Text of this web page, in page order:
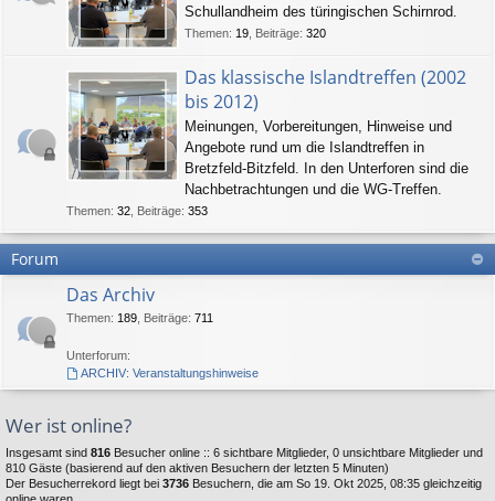
Schullandheim des türingischen Schirnrod.
Themen: 19 Beiträge: 320
Das klassische Islandtreffen (2002
bis 2012)
Meinungen, Vorbereitungen, Hinweise und
Angebote rund um die Islandtreffen in
Bretzfeld-Bitzfeld. In den Unterforen sind die
Nachbetrachtungen und die WG-Treffen.
Themen: 32 Beiträge: 353
Forum
Das Archiv
Themen: 189 Beiträge: 711
Unterforum:
ARCHIV: Veranstaltungshinweise
Wer ist online?
Insgesamt sind 816 Besucher online :: 6 sichtbare Mitglieder, 0 unsichtbare Mitglieder und
810 Gäste (basierend auf den aktiven Besuchern der letzten 5 Minuten)
Der Besucherrekord liegt bei 3736 Besuchern, die am So 19. Okt 2025, 08:35 gleichzeitig